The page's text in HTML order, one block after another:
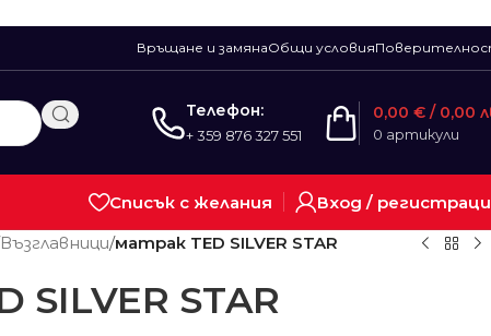
Връщане и замянаОбщи условия
Телефон:
+ 359 876 327 551 0 артикули
0,00 € / 0,00
Списък с желания Вход /
/матрак TED SILVER STAR
SILVER STAR